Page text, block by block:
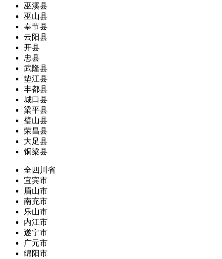
巫溪县
巫山县
奉节县
云阳县
开县
忠县
武隆县
垫江县
丰都县
城口县
梁平县
璧山县
荣昌县
大足县
铜梁县
全四川省
宜宾市
眉山市
南充市
乐山市
内江市
遂宁市
广元市
绵阳市